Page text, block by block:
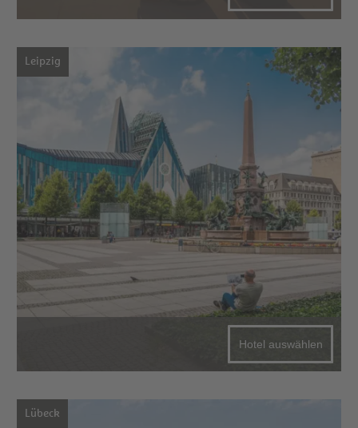
Leipzig
Hotel auswählen
Lübeck